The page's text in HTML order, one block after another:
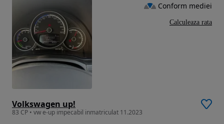
Volkswagen up!
83 CP • vw e-up impecabil inmatriculat 11.2023
Conform mediei
Calculeaza rata